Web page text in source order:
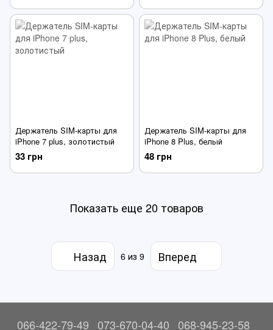
Держатель SIM-карты для
iPhone 7 plus, золотистый
33 грн
Держатель SIM-карты для
iPhone 8 Plus, белый
48 грн
Показать еще 20 товаров
Назад 6 из 9 Вперед
066-422-79-49 073-670-04-40 068-945-23-58